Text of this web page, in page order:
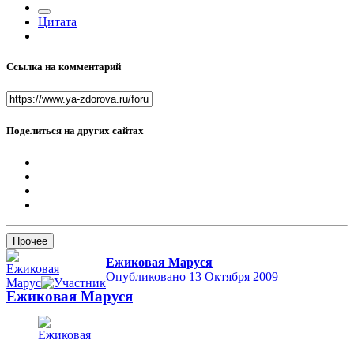
Цитата
Ссылка на комментарий
Поделиться на других сайтах
Прочее
Ежиковая Маруся
Опубликовано 13 Октября 2009
Ежиковая Маруся